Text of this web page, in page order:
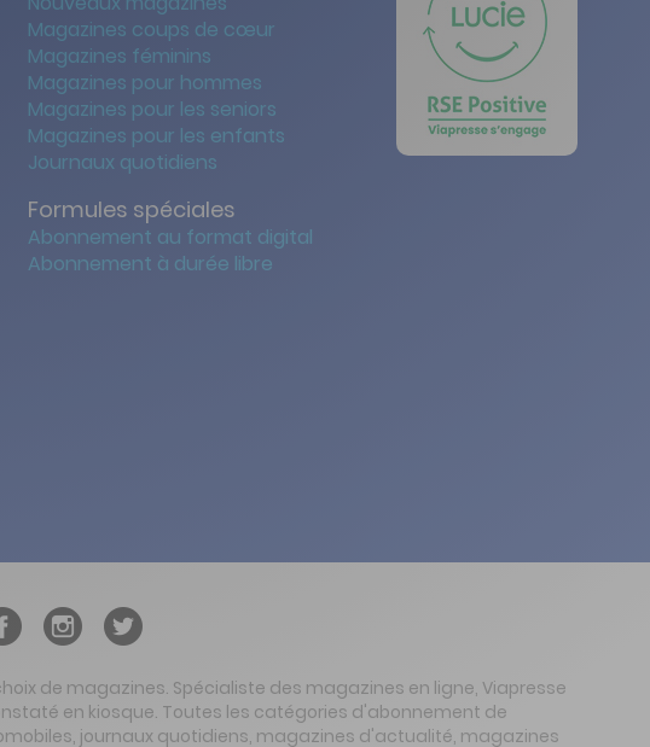
Magazines coups de cœur
Magazines féminins
Magazines pour hommes
Magazines pour les seniors
Magazines pour les enfants
Journaux quotidiens
Formules spéciales
Abonnement au format digital
Abonnement à durée libre
de magazines. Spécialiste des magazines en ligne, Viapresse
en kiosque. Toutes les catégories d'abonnement de
journaux quotidiens, magazines d'actualité, magazines